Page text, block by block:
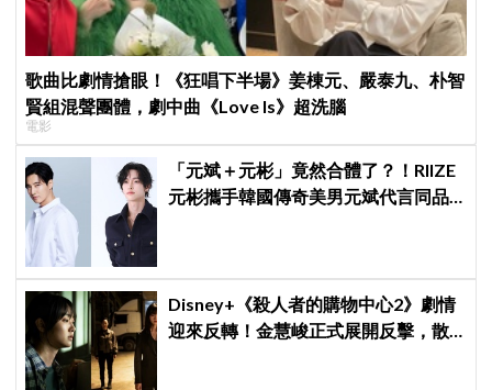
歌曲比劇情搶眼！《狂唱下半場》姜棟元、嚴泰九、朴智
賢組混聲團體，劇中曲《Love Is》超洗腦
電影
「元斌＋元彬」竟然合體了？！RIIZE
元彬攜手韓國傳奇美男元斌代言同品
Disney+《殺人者的購物中心2》劇情
迎來反轉！金慧峻正式展開反擊，散